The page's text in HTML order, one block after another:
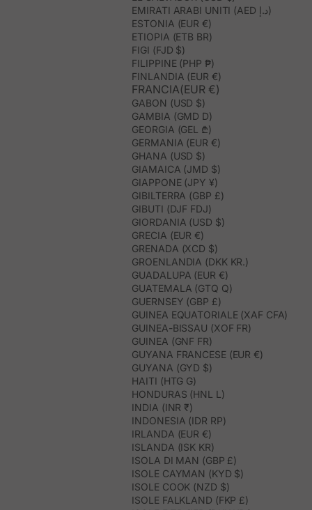
EMIRATI ARABI UNITI (AED د.إ)
ESTONIA (EUR €)
ETIOPIA (ETB BR)
FIGI (FJD $)
FILIPPINE (PHP ₱)
FINLANDIA (EUR €)
FRANCIA(EUR €)
GABON (USD $)
GAMBIA (GMD D)
GEORGIA (GEL ₾)
GERMANIA (EUR €)
GHANA (USD $)
GIAMAICA (JMD $)
GIAPPONE (JPY ¥)
GIBILTERRA (GBP £)
GIBUTI (DJF FDJ)
GIORDANIA (USD $)
GRECIA (EUR €)
GRENADA (XCD $)
GROENLANDIA (DKK KR.)
GUADALUPA (EUR €)
GUATEMALA (GTQ Q)
GUERNSEY (GBP £)
GUINEA EQUATORIALE (XAF CFA)
GUINEA-BISSAU (XOF FR)
GUINEA (GNF FR)
GUYANA FRANCESE (EUR €)
GUYANA (GYD $)
HAITI (HTG G)
HONDURAS (HNL L)
INDIA (INR ₹)
INDONESIA (IDR RP)
IRLANDA (EUR €)
ISLANDA (ISK KR)
ISOLA DI MAN (GBP £)
ISOLE CAYMAN (KYD $)
ISOLE COOK (NZD $)
ISOLE FALKLAND (FKP £)